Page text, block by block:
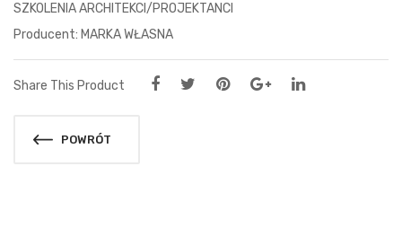
SZKOLENIA ARCHITEKCI/PROJEKTANCI
MARKA WŁASNA
Share This Product
POWRÓT